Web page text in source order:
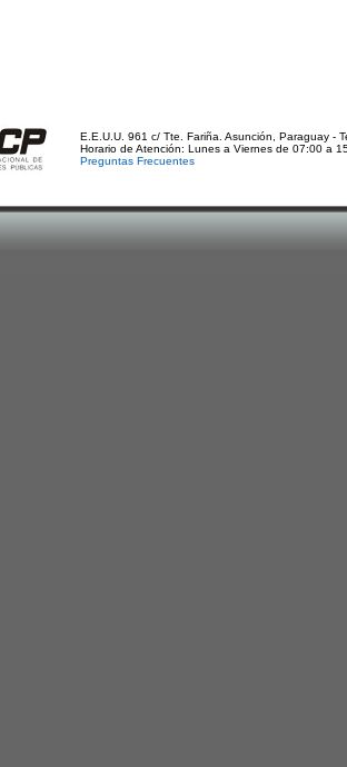
E.E.U.U. 961 c/ Tte. Fariña. Asunción, Paraguay -
Horario de Atención: Lunes a Viernes de 07:00 a
Preguntas Frecuentes